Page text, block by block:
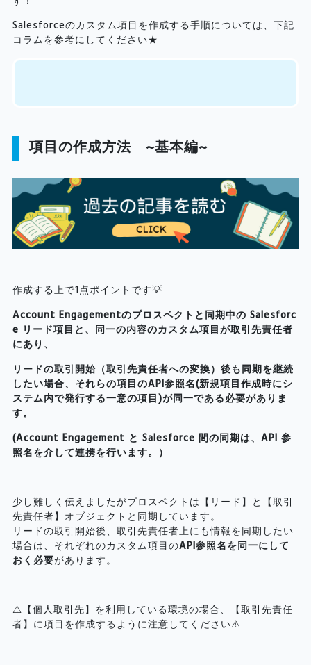
Salesforceのカスタム項目を作成する手順については、下記
コラムを参考にしてください★
項目の作成方法 ~基本編~
作成する上で1点ポイントです💡
Account Engagementのプロスペクトと同期中の Salesforc
e リード項目と、同一の内容のカスタム項目が取引先責任者
にあり、
リードの取引開始（取引先責任者への変換）後も同期を継続
したい場合、それらの項目のAPI参照名(新規項目作成時にシ
ステム内で発行する一意の項目)が同一である必要がありま
す。
(Account Engagement と Salesforce 間の同期は、API 参
照名を介して連携を行います。）
少し難しく伝えましたがプロスペクトは【リード】と【取引
先責任者】オブジェクトと同期しています。
リードの取引開始後、取引先責任者上にも情報を同期したい
場合は、それぞれのカスタム項目のAPI参照名を同一にして
おく必要があります。
⚠️【個人取引先】を利用している環境の場合、【取引先責任
者】に項目を作成するように注意してください⚠️